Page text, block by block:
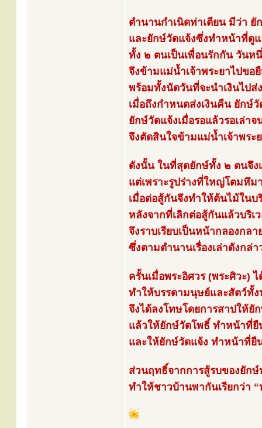
ตำนานกำเนิดท่าเตียน มีว่า
และยักษ์วัดแจ้งซึ่งทำหน้าที่ดู
ทั้ง ๒ ตนเป็นเพื่อนรักกัน วันห
จึงข้ามแม่น้ำเจ้าพระยาไปขอ
พร้อมทั้งนัดวันที่จะนำเงินไปส่
เมื่อถึงกำหนดส่งเงินคืน ยักษ์
ยักษ์วัดแจ้งเมื่อรอแล้วรอเล่า
จึงตัดสินใจข้ามแม่น้ำเจ้าพร
ดังนั้น ในที่สุดยักษ์ทั้ง ๒ ตนจึง
แต่เพราะรูปร่างที่ใหญ่โตมหึ
เมื่อต่อสู้กันจึงทำให้ต้นไม้ใน
หลังจากที่เลิกต่อสู้กันแล้วบริ
จึงราบเรียบเป็นหน้ากลองกล
ซึ่งตามตำนานเรื่องเล่าดังกล่
ครั้นเมื่อพระอิศวร (พระศิวะ)
ทำให้บรรดามนุษย์และสัตว์ทั้
จึงได้ลงโทษโดยการสาปให้ยั
แล้วให้ยักษ์วัดโพธิ์ ทำหน้าที่ยื
และให้ยักษ์วัดแจ้ง ทำหน้าที่ยื
ส่วนฤทธิ์จากการสู้รบของยัก
ทำให้ชาวบ้านพากันเรียกว่า